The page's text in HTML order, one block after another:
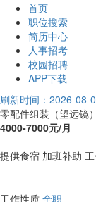
首页
职位搜索
简历中心
人事招考
校园招聘
APP下载
刷新时间：2026-08-
零配件组装（望远镜
4000-7000元/月
提供食宿 加班补助
工作性质 全职